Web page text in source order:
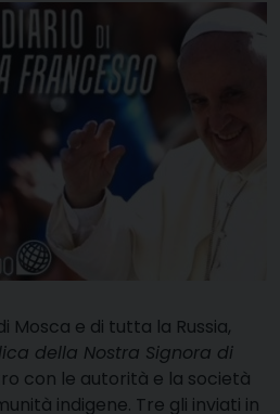
Mosca e di tutta la Russia,
della Nostra Signora di
con le autorità e la società
indigene. Tre gli inviati in